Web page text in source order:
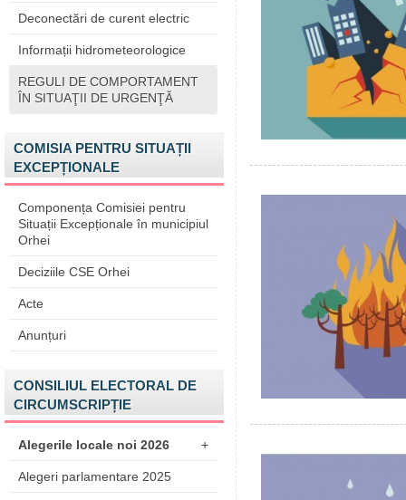
Deconectări de curent electric
Informații hidrometeorologice
REGULI DE COMPORTAMENT
ÎN SITUAŢII DE URGENŢĂ
COMISIA PENTRU SITUAȚII
EXCEPȚIONALE
Componența Comisiei pentru
Situații Excepționale în municipiul
Orhei
Deciziile CSE Orhei
Acte
Anunțuri
CONSILIUL ELECTORAL DE
CIRCUMSCRIPȚIE
Alegerile locale noi 2026 +
Alegeri parlamentare 2025